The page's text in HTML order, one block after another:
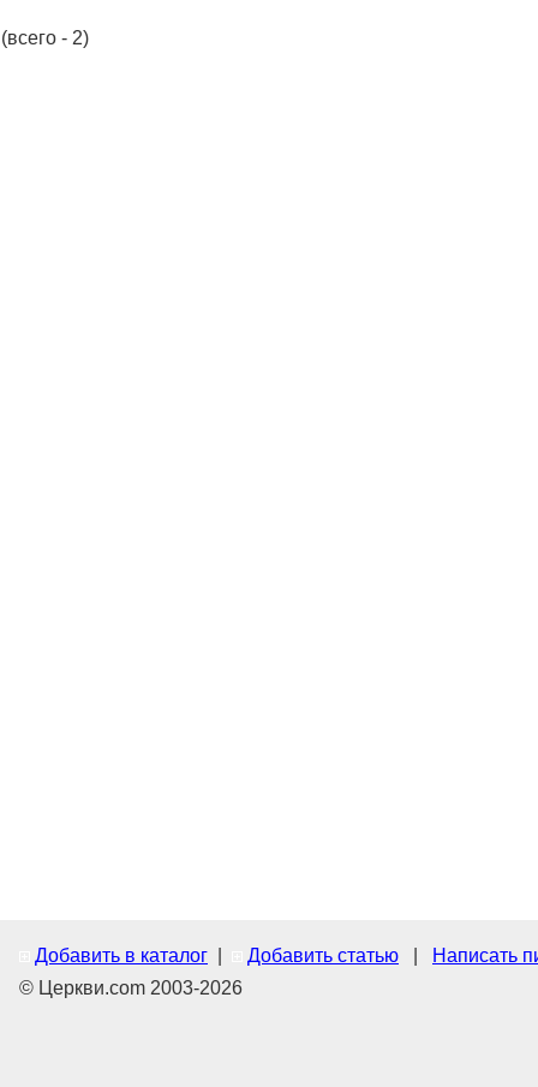
(всего - 2)
Добавить в каталог Добавить статью
Написать
© Церкви.com 2003-2026